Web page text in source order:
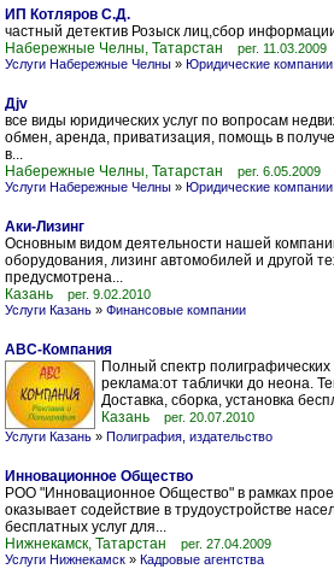
ИП Котляров С.Д.
частный детектив Розыск лиц,сбор
Набережные Челны, Татарстан
рег. 11.03.2009
Услуги Набережные Челны » Юридические компании
Дjv
все виды юридических услуг по вопросам
обмен, аренда, приватизация, помощь в
в...
Набережные Челны, Татарстан
рег. 6.05.2009
Услуги Набережные Челны » Юридические компании
Аки-Лизинг
Основным видом деятельности нашей
оборудования, лизинг автомобилей и другой
предусмотрена...
Казань
рег. 9.02.2010
Услуги Казань » Финансовые компании
ABC-Компания
Полный спектр полиграфических
реклама:от таблички до неона.
Доставка, сборка, установка
Казань
рег. 20.07.2010
Услуги Казань » Полиграфия, издательство
Инновационное Общество
РОО "Инновационное Общество" в рамках
оказывает содействие в трудоустройстве
бесплатных услуг для...
Нижнекамск, Татарстан
рег. 27.04.2009
Услуги Нижнекамск » Кадровые агентства